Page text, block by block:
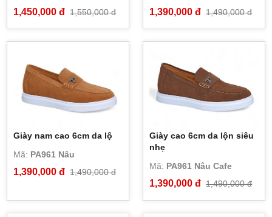
1,450,000 đ 1,550,000 đ 1,390,000 đ 1,490,000 đ
Giày nam cao 6cm da lộ
Mã: PA961 Nâu
1,390,000 đ 1,490,000 đ
Giày cao 6cm da lộn siêu
nhẹ
Mã: PA961 Nâu Cafe
1,390,000 đ 1,490,000 đ